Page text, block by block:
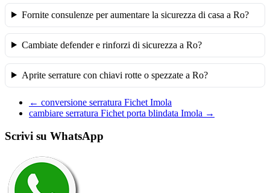
Fornite consulenze per aumentare la sicurezza di casa a Ro?
Cambiate defender e rinforzi di sicurezza a Ro?
Aprite serrature con chiavi rotte o spezzate a Ro?
← conversione serratura Fichet Imola
cambiare serratura Fichet porta blindata Imola →
Scrivi su WhatsApp